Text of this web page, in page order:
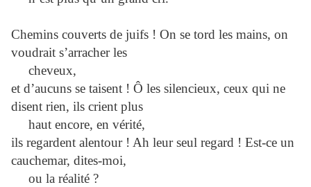
Chemins couverts de juifs ! On se tord les mains, on
voudrait s’arracher les
cheveux,
et d’aucuns se taisent ! Ô les silencieux, ceux qui ne
disent rien, ils crient plus
haut encore, en vérité,
ils regardent alentour ! Ah leur seul regard ! Est-ce un
cauchemar, dites-moi,
ou la réalité ?